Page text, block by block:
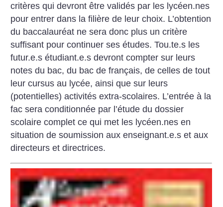
critères qui devront être validés par les lycéen.nes
pour entrer dans la filière de leur choix. L’obtention
du baccalauréat ne sera donc plus un critère
suffisant pour continuer ses études. Tou.te.s les
futur.e.s étudiant.e.s devront compter sur leurs
notes du bac, du bac de français, de celles de tout
leur cursus au lycée, ainsi que sur leurs
(potentielles) activités extra-scolaires. L’entrée à la
fac sera conditionnée par l’étude du dossier
scolaire complet ce qui met les lycéen.nes en
situation de soumission aux enseignant.e.s et aux
directeurs et directrices.